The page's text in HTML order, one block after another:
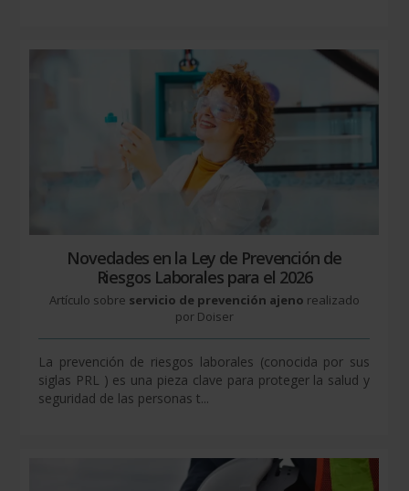
Novedades en la Ley de Prevención de
Riesgos Laborales para el 2026
Artículo sobre servicio de prevención ajeno realizado
por Doiser
La prevención de riesgos laborales (conocida por sus
siglas PRL ) es una pieza clave para proteger la salud y
seguridad de las personas t...